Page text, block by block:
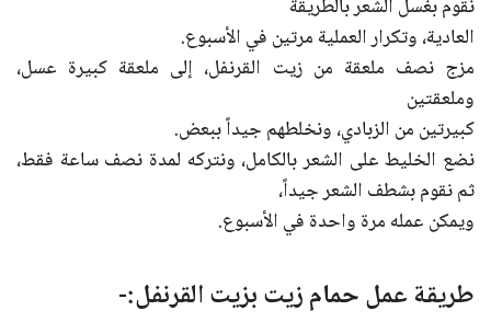
نقوم بغسل الشعر بالطريقة
العادية، وتكرار العملية مرتين في الأسبوع.
مزج نصف ملعقة من زيت القرنفل، إلى ملعقة كبيرة عسل،
وملعقتين
كبيرتين من الزبادي، ونخلطهم جيداً ببعض.
نضع الخليط على الشعر بالكامل، ونتركه لمدة نصف ساعة فقط،
ثم نقوم بشطف الشعر جيداً،
ويمكن عمله مرة واحدة في الأسبوع.
طريقة عمل حمام زيت بزيت القرنفل:-